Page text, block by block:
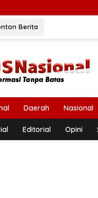
Berita
Daerah Nasional
Editorial Opini